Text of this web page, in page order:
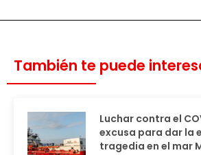
También te puede
Luchar contra el
excusa para dar la
tragedia en el mar